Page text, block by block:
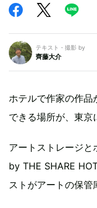
テキスト・撮影 by
齊藤大介
ホテルで作家の作
できる場所が、東京
アートストレージ
by THE SHARE
ストがアートの保管